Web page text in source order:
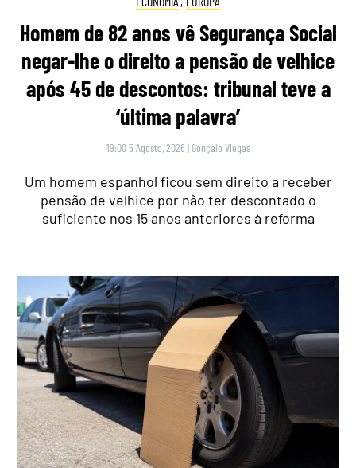
Homem de 82 anos vê Segurança Social
negar-lhe o direito a pensão de velhice
após 45 de descontos: tribunal teve a
‘última palavra’
19:00 5 Agosto, 2026 | Gonçalo Viegas
Um homem espanhol ficou sem direito a receber
pensão de velhice por não ter descontado o
suficiente nos 15 anos anteriores à reforma